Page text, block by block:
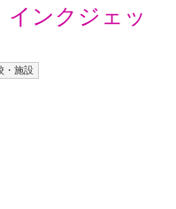
ンクジェッ
・施設